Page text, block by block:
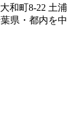
和町8-22 土浦
県・都内を中